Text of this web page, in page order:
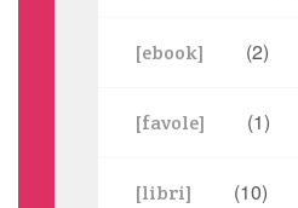
[ebook] (2)
[favole] (1)
[libri] (10)